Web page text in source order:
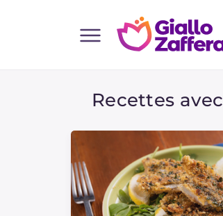
Toutes les recettes
Plats principaux
Boissons et rafraîchissements
Recettes avec